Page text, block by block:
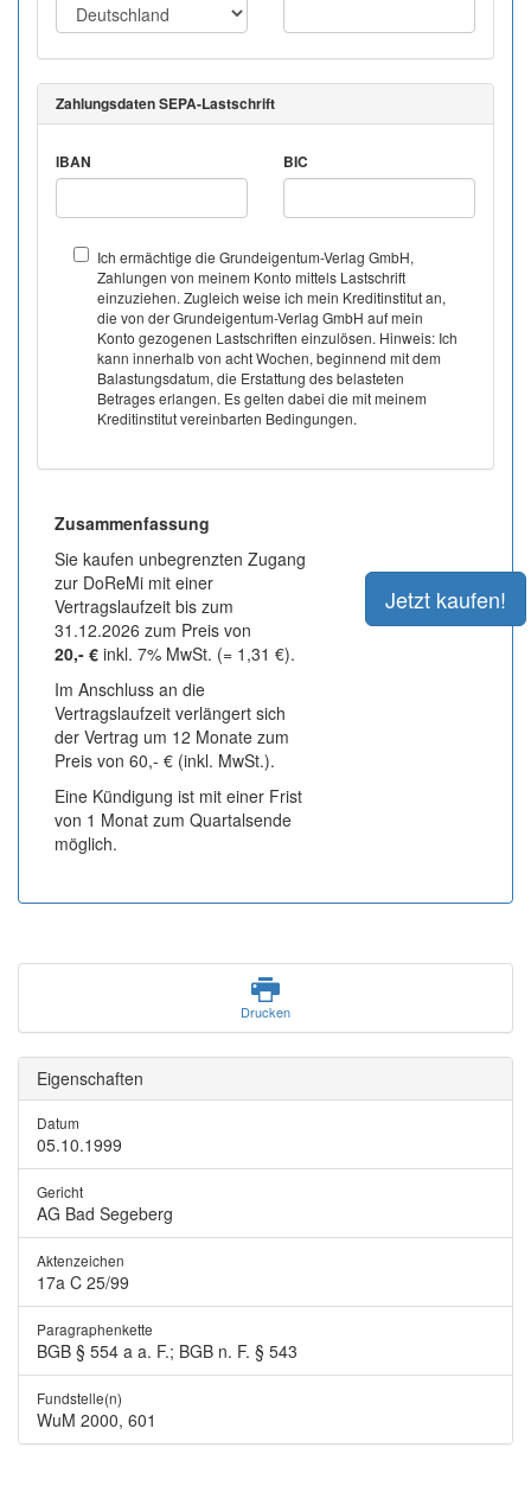
Zahlungsdaten SEPA-Lastschrift
IBAN BIC
Ich ermächtige die Grundeigentum-Verlag GmbH,
Zahlungen von meinem Konto mittels Lastschrift
einzuziehen. Zugleich weise ich mein Kreditinstitut an,
die von der Grundeigentum-Verlag GmbH auf mein
Konto gezogenen Lastschriften einzulösen. Hinweis: Ich
kann innerhalb von acht Wochen, beginnend mit dem
Balastungsdatum, die Erstattung des belasteten
Betrages erlangen. Es gelten dabei die mit meinem
Kreditinstitut vereinbarten Bedingungen.
Zusammenfassung
Sie kaufen unbegrenzten Zugang
zur DoReMi mit einer
Vertragslaufzeit bis zum
31.12.2026 zum Preis von
20,- € inkl. 7% MwSt. (= 1,31 €).
Im Anschluss an die
Vertragslaufzeit verlängert sich
der Vertrag um 12 Monate zum
Preis von 60,- € (inkl. MwSt.).
Eine Kündigung ist mit einer Frist
von 1 Monat zum Quartalsende
möglich.
Drucken
Eigenschaften
Datum
05.10.1999
Gericht
AG Bad Segeberg
Aktenzeichen
17a C 25/99
Paragraphenkette
BGB § 554 a a. F.; BGB n. F. § 543
Fundstelle(n)
WuM 2000, 601